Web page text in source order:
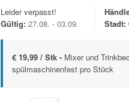
Leider verpasst!
Gültig: 27.08. - 03.09.
Stadt:
€ 19,99 / Stk - Mixer und
spülmaschinenfest pro Stück